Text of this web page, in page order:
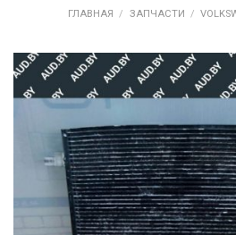
ГЛАВНАЯ / ЗАПЧАСТИ /